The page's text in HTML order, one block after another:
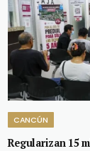
CANCÚN
Regularizan 15